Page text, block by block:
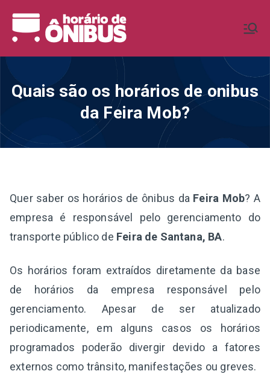
para
Ônibus BR
Horários de Ônibus de todo o
Quais são os horários de onibus
da Feira Mob?
Quer saber os horários de ônibus da Feira Mob? A
empresa é responsável pelo gerenciamento do
transporte público de Feira de Santana, BA.
Os horários foram extraídos diretamente da base
de horários da empresa responsável pelo
gerenciamento. Apesar de ser atualizado
periodicamente, em alguns casos os horários
programados poderão divergir devido a fatores
externos como trânsito, manifestações ou greves.